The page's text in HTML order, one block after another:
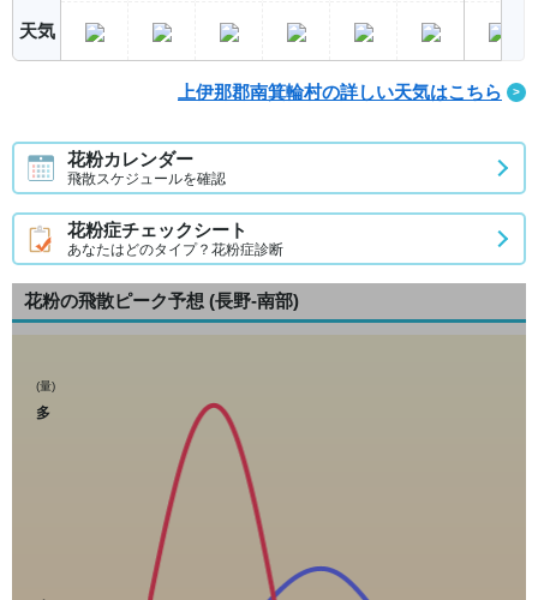
天気
上伊那郡南箕輪村の詳しい天気はこちら
花粉カレンダー
飛散スケジュールを確認
花粉症チェックシート
あなたはどのタイプ？花粉症診断
花粉の飛散ピーク予想 (長野-南部)
(量)
多